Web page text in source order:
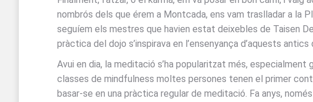
nombrós dels que érem a Montcada, ens vam traslladar a la
seguíem els mestres que havien estat deixebles de Taisen
pràctica del dojo s’inspirava en l’ensenyança d’aquests
Avui en dia, la meditació s’ha popularitzat més,
classes de mindfulness moltes persones tenen el primer
basar-se en una pràctica regular de meditació. Fa anys,